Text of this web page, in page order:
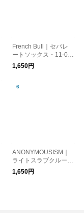
French Bull｜セパレ
ートソックス・11-09
221
1,650円
ANONYMOUSISM｜
ライトスラブクルーソ
ックス 靴下 1679000
1,650円